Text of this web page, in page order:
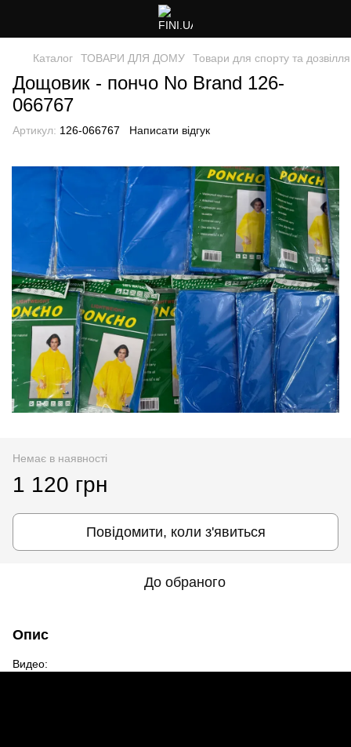
Каталог ТОВАРИ ДЛЯ ДОМУ Товари для спорту та дозвілля
Дощовик - пончо No Brand 126-
066767
Артикул: 126-066767 Написати відгук
Немає в наявності
1 120 грн
Повідомити, коли з'явиться
До обраного
Опис
Видео: